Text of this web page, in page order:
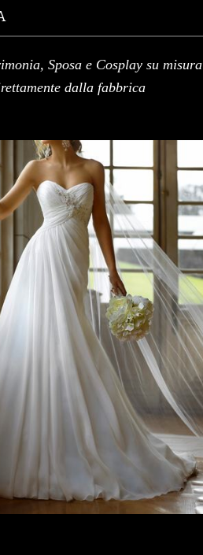
Sposa e Cosplay su misura
dalla fabbrica